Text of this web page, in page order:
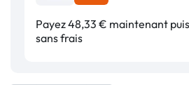
Payez 48,33 € maintenant
sans frais